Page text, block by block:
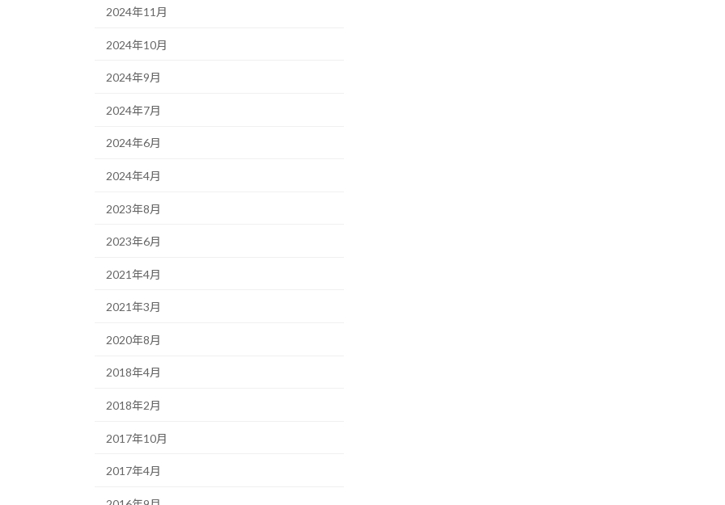
2024年11月
2024年10月
2024年9月
2024年7月
2024年6月
2024年4月
2023年8月
2023年6月
2021年4月
2021年3月
2020年8月
2018年4月
2018年2月
2017年10月
2017年4月